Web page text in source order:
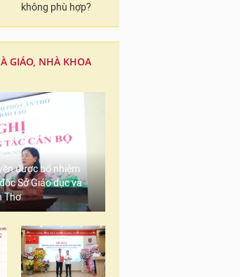
không phù hợp?
GIÁO, NHÀ KHOA
được bổ nhiệm
Sở Giáo dục và
Thơ